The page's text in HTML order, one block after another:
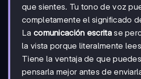
que sientes. Tu tono de voz
completamente el significado
La comunicación escritase
la vista porque literalmente
Tiene la ventaja de que
pensarla mejor antes de